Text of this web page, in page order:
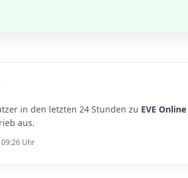
in den letzten 24 Stunden zu EVE Online
aus.
Uhr